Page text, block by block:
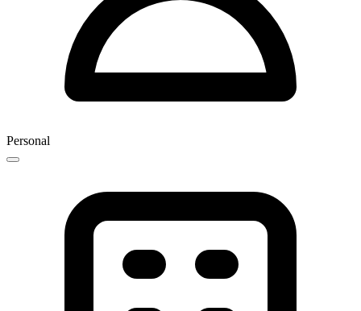
Personal